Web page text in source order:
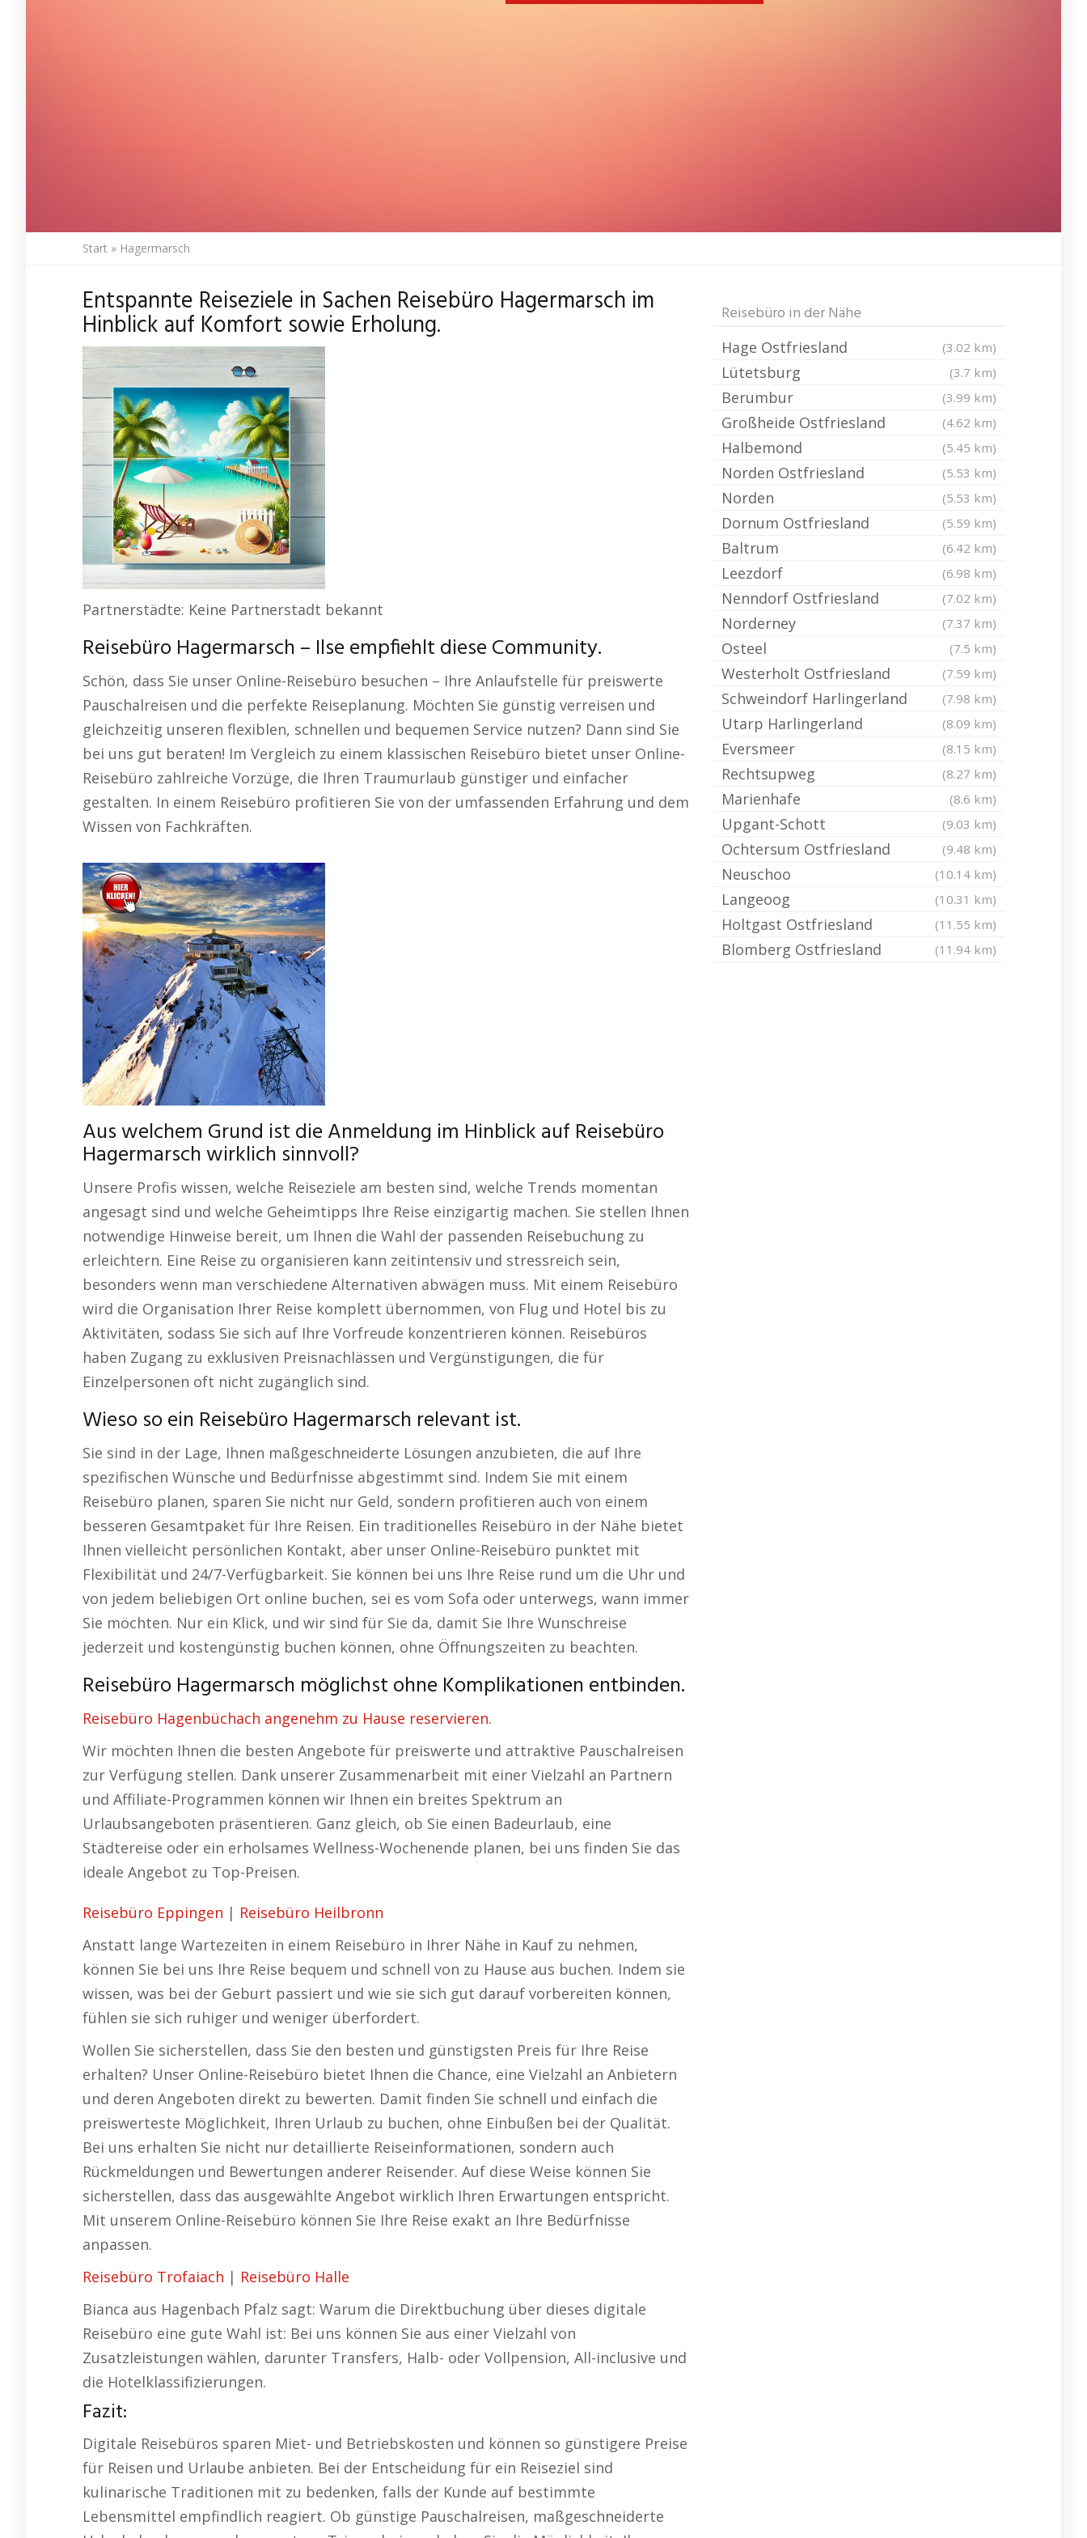
Start » Hagermarsch
Entspannte Reiseziele in Sachen Reisebüro Hagermarsch im
Hinblick auf Komfort sowie Erholung.
Partnerstädte: Keine Partnerstadt bekannt
Reisebüro Hagermarsch – Ilse empfiehlt diese Community.
Schön, dass Sie unser Online-Reisebüro besuchen – Ihre Anlaufstelle für preiswerte
Pauschalreisen und die perfekte Reiseplanung. Möchten Sie günstig verreisen und
gleichzeitig unseren flexiblen, schnellen und bequemen Service nutzen? Dann sind Sie
bei uns gut beraten! Im Vergleich zu einem klassischen Reisebüro bietet unser Online-
Reisebüro zahlreiche Vorzüge, die Ihren Traumurlaub günstiger und einfacher
gestalten. In einem Reisebüro profitieren Sie von der umfassenden Erfahrung und dem
Wissen von Fachkräften.
Aus welchem Grund ist die Anmeldung im Hinblick auf Reisebüro
Hagermarsch wirklich sinnvoll?
Unsere Profis wissen, welche Reiseziele am besten sind, welche Trends momentan
angesagt sind und welche Geheimtipps Ihre Reise einzigartig machen. Sie stellen Ihnen
notwendige Hinweise bereit, um Ihnen die Wahl der passenden Reisebuchung zu
erleichtern. Eine Reise zu organisieren kann zeitintensiv und stressreich sein,
besonders wenn man verschiedene Alternativen abwägen muss. Mit einem Reisebüro
wird die Organisation Ihrer Reise komplett übernommen, von Flug und Hotel bis zu
Aktivitäten, sodass Sie sich auf Ihre Vorfreude konzentrieren können. Reisebüros
haben Zugang zu exklusiven Preisnachlässen und Vergünstigungen, die für
Einzelpersonen oft nicht zugänglich sind.
Wieso so ein Reisebüro Hagermarsch relevant ist.
Sie sind in der Lage, Ihnen maßgeschneiderte Lösungen anzubieten, die auf Ihre
spezifischen Wünsche und Bedürfnisse abgestimmt sind. Indem Sie mit einem
Reisebüro planen, sparen Sie nicht nur Geld, sondern profitieren auch von einem
besseren Gesamtpaket für Ihre Reisen. Ein traditionelles Reisebüro in der Nähe bietet
Ihnen vielleicht persönlichen Kontakt, aber unser Online-Reisebüro punktet mit
Flexibilität und 24/7-Verfügbarkeit. Sie können bei uns Ihre Reise rund um die Uhr und
von jedem beliebigen Ort online buchen, sei es vom Sofa oder unterwegs, wann immer
Sie möchten. Nur ein Klick, und wir sind für Sie da, damit Sie Ihre Wunschreise
jederzeit und kostengünstig buchen können, ohne Öffnungszeiten zu beachten.
Reisebüro Hagermarsch möglichst ohne Komplikationen entbinden.
Reisebüro Hagenbüchach angenehm zu Hause reservieren.
Wir möchten Ihnen die besten Angebote für preiswerte und attraktive Pauschalreisen
zur Verfügung stellen. Dank unserer Zusammenarbeit mit einer Vielzahl an Partnern
und Affiliate-Programmen können wir Ihnen ein breites Spektrum an
Urlaubsangeboten präsentieren. Ganz gleich, ob Sie einen Badeurlaub, eine
Städtereise oder ein erholsames Wellness-Wochenende planen, bei uns finden Sie das
ideale Angebot zu Top-Preisen.
Reisebüro Eppingen | Reisebüro Heilbronn
Anstatt lange Wartezeiten in einem Reisebüro in Ihrer Nähe in Kauf zu nehmen,
können Sie bei uns Ihre Reise bequem und schnell von zu Hause aus buchen. Indem sie
wissen, was bei der Geburt passiert und wie sie sich gut darauf vorbereiten können,
fühlen sie sich ruhiger und weniger überfordert.
Wollen Sie sicherstellen, dass Sie den besten und günstigsten Preis für Ihre Reise
erhalten? Unser Online-Reisebüro bietet Ihnen die Chance, eine Vielzahl an Anbietern
und deren Angeboten direkt zu bewerten. Damit finden Sie schnell und einfach die
preiswerteste Möglichkeit, Ihren Urlaub zu buchen, ohne Einbußen bei der Qualität.
Bei uns erhalten Sie nicht nur detaillierte Reiseinformationen, sondern auch
Rückmeldungen und Bewertungen anderer Reisender. Auf diese Weise können Sie
sicherstellen, dass das ausgewählte Angebot wirklich Ihren Erwartungen entspricht.
Mit unserem Online-Reisebüro können Sie Ihre Reise exakt an Ihre Bedürfnisse
anpassen.
Reisebüro Trofaiach | Reisebüro Halle
Bianca aus Hagenbach Pfalz sagt: Warum die Direktbuchung über dieses digitale
Reisebüro eine gute Wahl ist: Bei uns können Sie aus einer Vielzahl von
Zusatzleistungen wählen, darunter Transfers, Halb- oder Vollpension, All-inclusive und
die Hotelklassifizierungen.
Fazit:
Digitale Reisebüros sparen Miet- und Betriebskosten und können so günstigere Preise
für Reisen und Urlaube anbieten. Bei der Entscheidung für ein Reiseziel sind
kulinarische Traditionen mit zu bedenken, falls der Kunde auf bestimmte
Lebensmittel empfindlich reagiert. Ob günstige Pauschalreisen, maßgeschneiderte
Reisebüro in der Nähe
Hage Ostfriesland (3.02 km)
Lütetsburg (3.7 km)
Berumbur (3.99 km)
Großheide Ostfriesland (4.62 km)
Halbemond (5.45 km)
Norden Ostfriesland (5.53 km)
Norden (5.53 km)
Dornum Ostfriesland (5.59 km)
Baltrum (6.42 km)
Leezdorf (6.98 km)
Nenndorf Ostfriesland (7.02 km)
Norderney (7.37 km)
Osteel (7.5 km)
Westerholt Ostfriesland (7.59 km)
Schweindorf Harlingerland (7.98 km)
Utarp Harlingerland (8.09 km)
Eversmeer (8.15 km)
Rechtsupweg (8.27 km)
Marienhafe (8.6 km)
Upgant-Schott (9.03 km)
Ochtersum Ostfriesland (9.48 km)
Neuschoo (10.14 km)
Langeoog (10.31 km)
Holtgast Ostfriesland (11.55 km)
Blomberg Ostfriesland (11.94 km)